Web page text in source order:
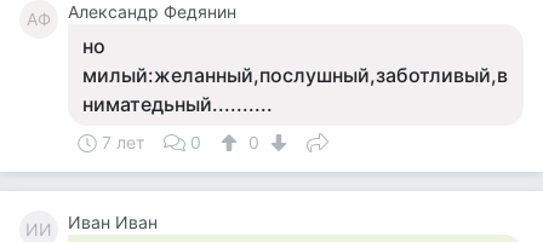
АФ Александр Федянин
но
милый:желанный,послушный,заботливый,в
ниматедьный..........
7 лет 0 0
ИИ Иван Иван